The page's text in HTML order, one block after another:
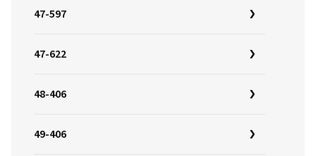
47-597
47-622
48-406
49-406